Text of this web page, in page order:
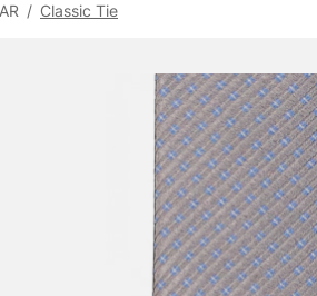
/ Classic Tie